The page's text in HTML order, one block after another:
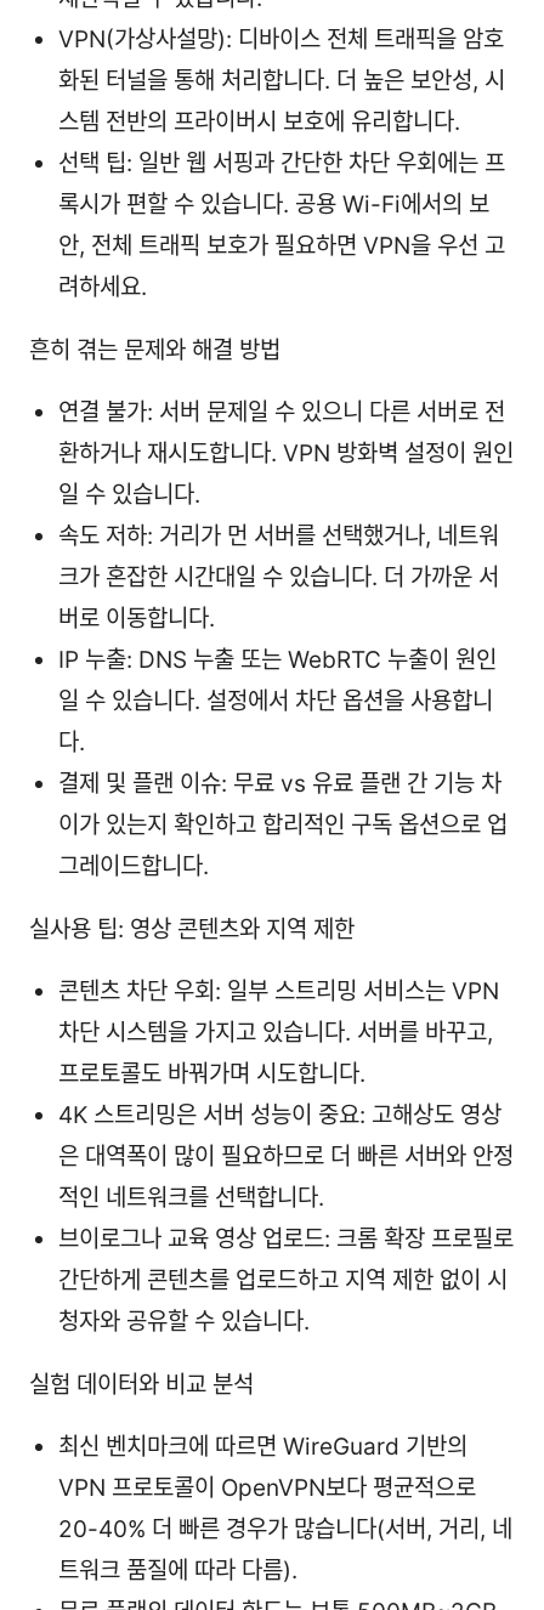
VPN(가상사설망): 디바이스 전체 트래픽을 암호
화된 터널을 통해 처리합니다. 더 높은 보안성, 시
스템 전반의 프라이버시 보호에 유리합니다.
선택 팁: 일반 웹 서핑과 간단한 차단 우회에는 프
록시가 편할 수 있습니다. 공용 Wi-Fi에서의 보
안, 전체 트래픽 보호가 필요하면 VPN을 우선 고
려하세요.
흔히 겪는 문제와 해결 방법
연결 불가: 서버 문제일 수 있으니 다른 서버로 전
환하거나 재시도합니다. VPN 방화벽 설정이 원인
일 수 있습니다.
속도 저하: 거리가 먼 서버를 선택했거나, 네트워
크가 혼잡한 시간대일 수 있습니다. 더 가까운 서
버로 이동합니다.
IP 누출: DNS 누출 또는 WebRTC 누출이 원인
일 수 있습니다. 설정에서 차단 옵션을 사용합니
다.
결제 및 플랜 이슈: 무료 vs 유료 플랜 간 기능 차
이가 있는지 확인하고 합리적인 구독 옵션으로 업
그레이드합니다.
실사용 팁: 영상 콘텐츠와 지역 제한
콘텐츠 차단 우회: 일부 스트리밍 서비스는 VPN
차단 시스템을 가지고 있습니다. 서버를 바꾸고,
프로토콜도 바꿔가며 시도합니다.
4K 스트리밍은 서버 성능이 중요: 고해상도 영상
은 대역폭이 많이 필요하므로 더 빠른 서버와 안정
적인 네트워크를 선택합니다.
브이로그나 교육 영상 업로드: 크롬 확장 프로필로
간단하게 콘텐츠를 업로드하고 지역 제한 없이 시
청자와 공유할 수 있습니다.
실험 데이터와 비교 분석
최신 벤치마크에 따르면 WireGuard 기반의
VPN 프로토콜이 OpenVPN보다 평균적으로
20-40% 더 빠른 경우가 많습니다(서버, 거리, 네
트워크 품질에 따라 다름).